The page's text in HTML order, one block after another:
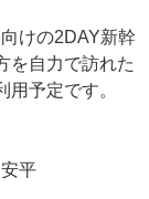
けの2DAY新幹
を自力で訪れた
予定です。
平